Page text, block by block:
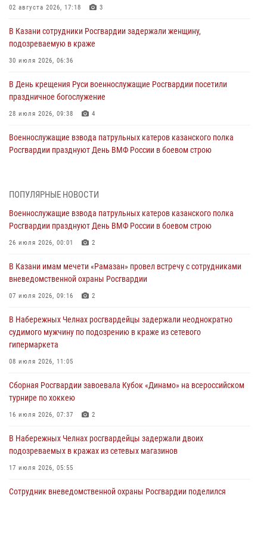
02 августа 2026, 17:18 3
В Казани сотрудники Росгвардии задержали женщину,
подозреваемую в краже
30 июля 2026, 06:36
В День крещения Руси военнослужащие Росгвардии посетили
праздничное богослужение
28 июля 2026, 09:38 4
Военнослужащие взвода патрульных катеров казанского полка
Росгвардии празднуют День ВМФ России в боевом строю
Татарстанские росгвардейцы завоевали «бронзу» в окружном этапе
24 июля 2026, 15:05 4
В казанском полку Росгвардии состоялся концерт певицы Кристины
В Нижнекамске сотрудники Росгвардии задержали подозреваемого
23 июля 2026, 06:47
В Казани Росгвардия приняла участие в обеспечении безопасности
крестного хода и освящения храма
ПОПУЛЯРНЫЕ НОВОСТИ
Военнослужащие взвода патрульных катеров казанского полка
Росгвардии празднуют День ВМФ России в боевом строю
26 июля 2026, 00:01 2
В Казани имам мечети «Рамазан» провел встречу с сотрудниками
вневедомственной охраны Росгвардии
07 июля 2026, 09:16 2
В Набережных Челнах росгвардейцы задержали неоднократно
судимого мужчину по подозрению в краже из сетевого
гипермаркета
08 июля 2026, 11:05
Сборная Росгвардии завоевала Кубок «Динамо» на всероссийском
турнире по хоккею
16 июля 2026, 07:37 2
В Набережных Челнах росгвардейцы задержали двоих
подозреваемых в кражах из сетевых магазинов
17 июля 2026, 05:55
Сотрудник вневедомственной охраны Росгвардии поделился